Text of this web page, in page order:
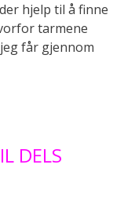
hjelp til å finne
tarmene
får gjennom
DELS